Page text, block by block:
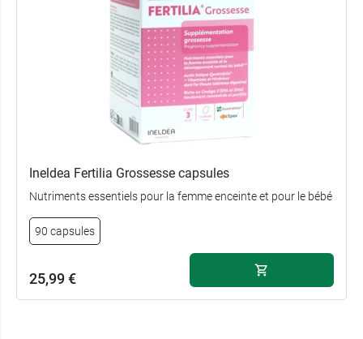
Ineldea Fertilia Grossesse capsules
Nutriments essentiels pour la femme enceinte et pour le bébé
90 capsules
25,99 €